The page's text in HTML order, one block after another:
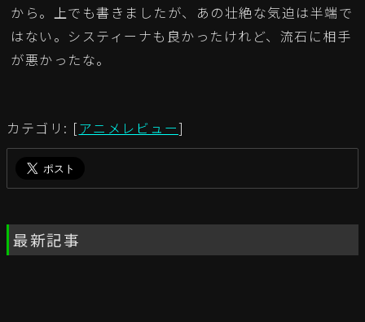
から。上でも書きましたが、あの壮絶な気迫は半端で
はない。システィーナも良かったけれど、流石に相手
が悪かったな。
カテゴリ: [アニメレビュー]
最新記事